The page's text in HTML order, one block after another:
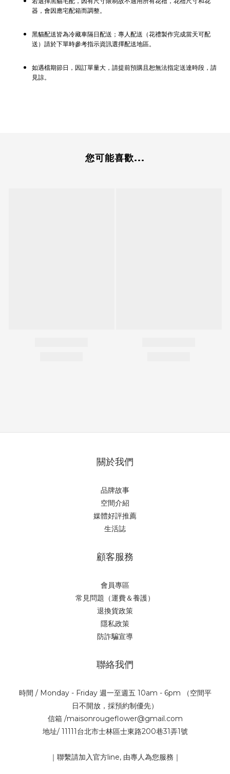
器，會因應宅配箱而調整。
黑貓配送皆為冷藏車隔日配送；專人配送（花禮製作完成當天可配
送）請於下單時參考指示資訊選擇配送地區。
如遇檔期節日，因訂單量大，請提前預購且恕無法指定送達時段，請
見諒。
您可能喜歡...
關於我們
品牌故事
空間介紹
媒體好評推薦
生活誌
顧客服務
會員專區
常見問題（運費＆養護）
退換貨政策
隱私政策
防詐騙宣導
聯絡我們
時間 / Monday - Friday 週一至週五 10am - 6pm （空間平
日不開放，採預約制優先）
信箱 /maisonrougeflower@gmail.com
地址/ 11111台北市士林區士東路200巷31弄1號
｜聯繫請加入官方line, 由專人為您服務｜